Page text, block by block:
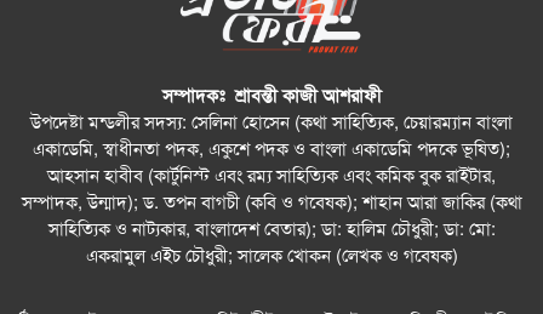
সম্পাদকঃ শ্রাবন্তী কাজী আশরাফী
উপদেষ্টা মন্ডলীর সদস্য: সেলিনা হোসেন (কথা সাহিত্যিক, চেয়ারম্যান বাংলা
একাডেমি, স্বাধীনতা পদক, একুশে পদক ও বাংলা একাডেমি পদকে ভূষিত);
আহসান হাবীব (কার্টুনিস্ট এবং রম্য সাহিত্যিক এবং কমিক বুক রাইটার,
সম্পাদক, উন্মাদ); ড. তপন বাগচী (কবি ও গবেষক); শাহান আরা জাকির (কথা
সাহিত্যিক ও নাট্যকার, বাংলাদেশ বেতার); ডা: হালিম চৌধুরী; ডা: মো:
একরামুল এইচ চৌধুরী; সালেক খোকন (লেখক ও গবেষক)